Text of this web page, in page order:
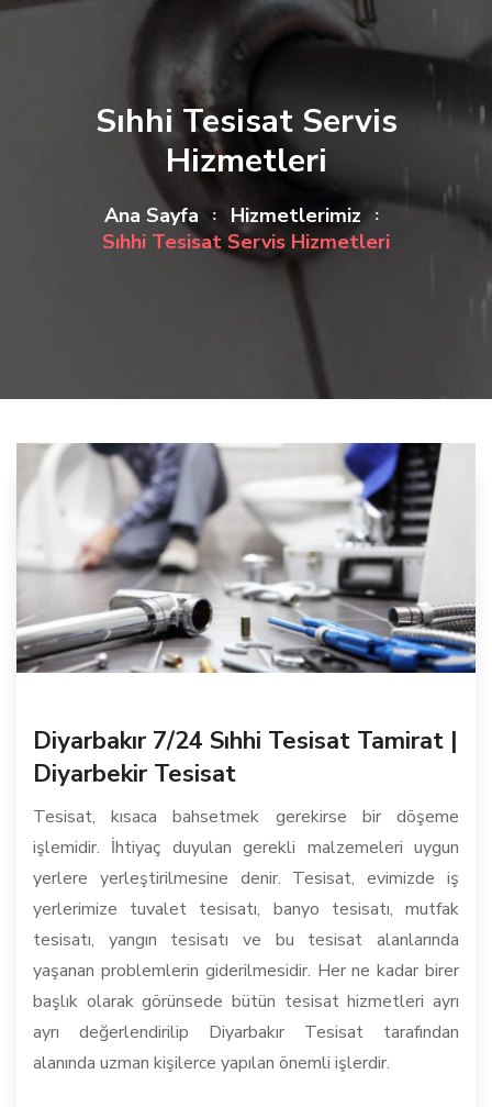
Sıhhi Tesisat Servis
Hizmetleri
Ana Sayfa
Hizmetlerimiz
Sıhhi Tesisat Servis Hizmetleri
Diyarbakır 7/24 Sıhhi Tesisat Tamirat |
Diyarbekir Tesisat
Tesisat, kısaca bahsetmek gerekirse bir döşeme
işlemidir. İhtiyaç duyulan gerekli malzemeleri uygun
yerlere yerleştirilmesine denir. Tesisat, evimizde iş
yerlerimize tuvalet tesisatı, banyo tesisatı, mutfak
tesisatı, yangın tesisatı ve bu tesisat alanlarında
yaşanan problemlerin giderilmesidir. Her ne kadar birer
başlık olarak görünsede bütün tesisat hizmetleri ayrı
ayrı değerlendirilip Diyarbakır Tesisat tarafından
alanında uzman kişilerce yapılan önemli işlerdir.